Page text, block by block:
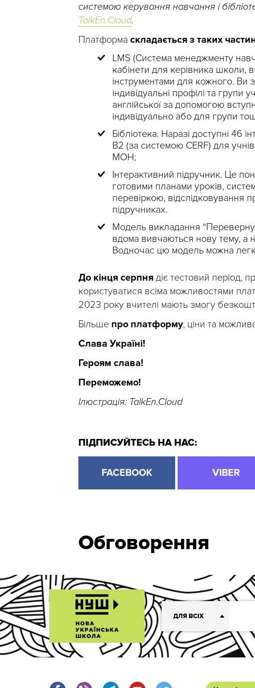
системою керування навчання і
TalkEn.Cloud.
Платформа складається з таких
LMS (Система менеджменту
кабінети для керівника школи,
інструментами для кожного. Ви
індивідуальні профілі та групи
англійської за допомогою
індивідуально або для групи
Бібліотека. Наразі доступні 46
B2 (за системою CERF) для
МОН;
Інтерактивний підручник. Це
готовими планами уроків,
перевіркою, відслідковування
підручниках.
Модель викладання
вдома вивчаються нову тему, а
Водночас цю модель можна
До кінця серпня діє тестовий період,
користуватися всіма можливостями
2023 року вчителі мають змогу
Більше про платформу, ціни та
Слава Україні!
Героям слава!
Переможемо!
Ілюстрація: TalkEn.Cloud
ПІДПИСУЙТЕСЬ НА НАС:
FACEBOOK VIBER
Обговорення
ДЛЯ ВСІХ